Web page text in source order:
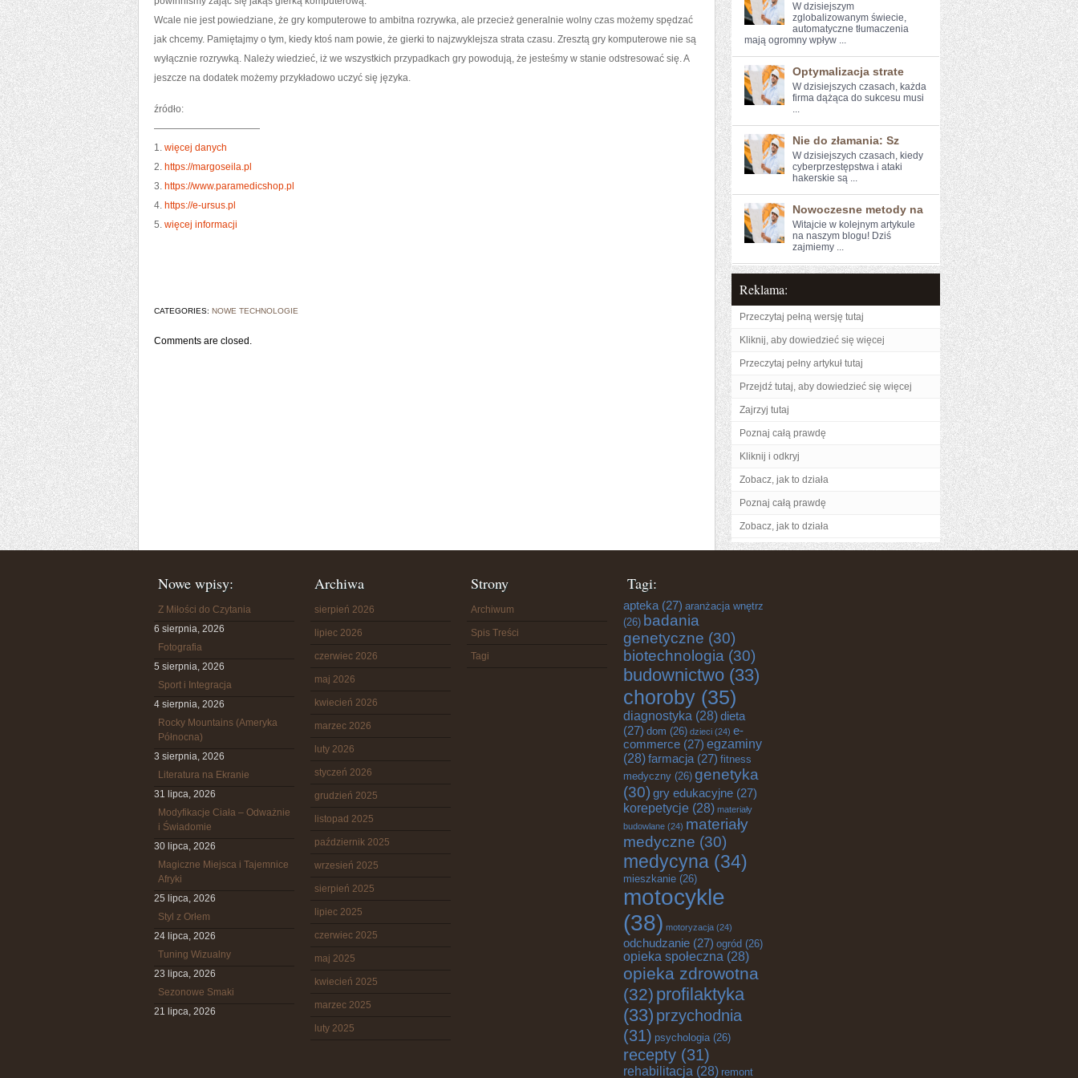
Wcale nie jest powiedziane, że gry komputerowe to ambitna rozrywka, ale przecież generalnie wolny czas możemy spędzać
jak chcemy. Pamiętajmy o tym, kiedy ktoś nam powie, że gierki to najzwyklejsza strata czasu. Zresztą gry komputerowe nie są
wyłącznie rozrywką. Należy wiedzieć, iż we wszystkich przypadkach gry powodują, że jesteśmy w stanie odstresować się. A
jeszcze na dodatek możemy przykładowo uczyć się języka.
źródło:
———————————
1. więcej danych
2. https://margoseila.pl
3. https://www.paramedicshop.pl
4. https://e-ursus.pl
5. więcej informacji
CATEGORIES: NOWE TECHNOLOGIE
Comments are closed.
W‌ dzisiejszym
zglobalizowanym​ świecie,
⁣automatyczne ⁣tłumaczenia
mają ogromny wpływ ...
Optymalizacja strate
W dzisiejszych czasach, każda
firma dążąca do sukcesu musi
...
Nie do złamania: Sz
W ‍dzisiejszych czasach, kiedy
cyberprzestępstwa i ‌ataki
hakerskie są ...
Nowoczesne metody na
Witajcie w kolejnym artykule⁤
na naszym blogu! Dziś
zajmiemy ...
Reklama:
Przeczytaj pełną wersję tutaj
Kliknij, aby dowiedzieć się więcej
Przeczytaj pełny artykuł tutaj
Przejdź tutaj, aby dowiedzieć się więcej
Zajrzyj tutaj
Poznaj całą prawdę
Kliknij i odkryj
Zobacz, jak to działa
Poznaj całą prawdę
Zobacz, jak to działa
Nowe wpisy:
Z Miłości do Czytania
6 sierpnia, 2026
Fotografia
5 sierpnia, 2026
Sport i Integracja
4 sierpnia, 2026
Rocky Mountains (Ameryka
Północna)
3 sierpnia, 2026
Literatura na Ekranie
31 lipca, 2026
Modyfikacje Ciała – Odważnie
i Świadomie
30 lipca, 2026
Magiczne Miejsca i Tajemnice
Afryki
25 lipca, 2026
Styl z Orłem
24 lipca, 2026
Tuning Wizualny
23 lipca, 2026
Sezonowe Smaki
21 lipca, 2026
Archiwa
sierpień 2026
lipiec 2026
czerwiec 2026
maj 2026
kwiecień 2026
marzec 2026
luty 2026
styczeń 2026
grudzień 2025
listopad 2025
październik 2025
wrzesień 2025
sierpień 2025
lipiec 2025
czerwiec 2025
maj 2025
kwiecień 2025
marzec 2025
luty 2025
Strony
Archiwum
Spis Treści
Tagi
Tagi:
apteka (27) aranżacja wnętrz
(26) badania
genetyczne (30)
biotechnologia (30)
budownictwo (33)
choroby (35)
diagnostyka (28)dieta
(27) dom (26) dzieci (24) e-
commerce (27) egzaminy
(28)farmacja (27) fitness
medyczny (26) genetyka
(30) gry edukacyjne (27)
korepetycje (28) materiały
budowlane (24) materiały
medyczne (30)
medycyna (34)
mieszkanie (26)
motocykle
(38) motoryzacja (24)
odchudzanie (27) ogród (26)
opieka społeczna (28)
opieka zdrowotna
(32) profilaktyka
(33) przychodnia
(31) psychologia(26)
recepty (31)
rehabilitacja (28) remont